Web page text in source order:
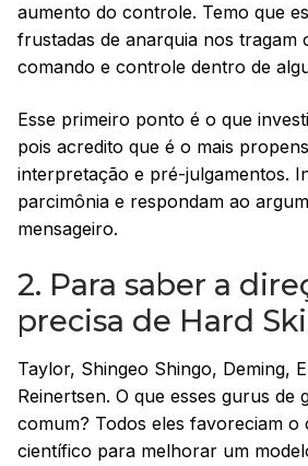
aumento do controle. Temo que
frustadas de anarquia nos tragam
comando e controle dentro de
Esse primeiro ponto é o que
pois acredito que é o mais
interpretação e pré-julgamentos.
parcimônia e respondam ao
mensageiro.
2. Para saber a
precisa de Hard
Taylor, Shingeo Shingo, Deming,
Reinertsen. O que esses gurus de
comum? Todos eles favoreciam o
científico para melhorar um